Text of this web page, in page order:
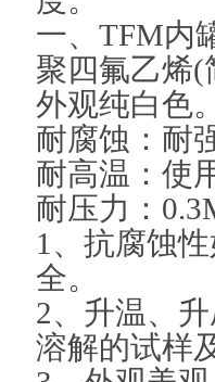
一、TFM内
聚四氟乙烯(
外观纯白色
耐腐蚀：耐
耐高温：使
耐压力：
1、抗腐蚀
全。
2、升温、
溶解的试样